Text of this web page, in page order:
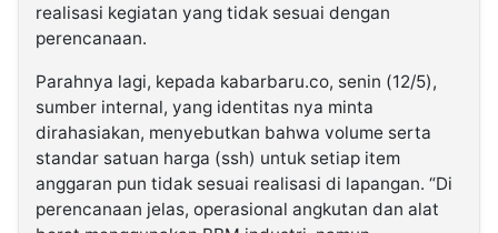
realisasi kegiatan yang tidak sesuai dengan
perencanaan.
Parahnya lagi, kepada kabarbaru.co, senin (12/5),
sumber internal, yang identitas nya minta
dirahasiakan, menyebutkan bahwa volume serta
standar satuan harga (ssh) untuk setiap item
anggaran pun tidak sesuai realisasi di lapangan. “Di
perencanaan jelas, operasional angkutan dan alat